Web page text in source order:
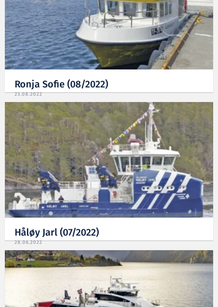
Ronja Sofie (08/2022)
23.08.2022
Håløy Jarl (07/2022)
28.06.2022